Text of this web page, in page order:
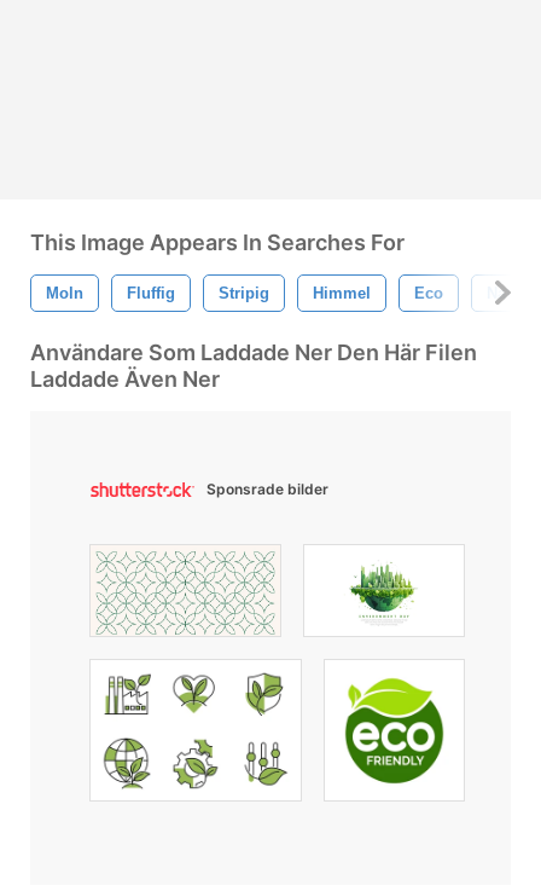
This Image Appears In Searches For
Moln Fluffig Stripig Himmel Eco Natur
Användare Som Laddade Ner Den Här Filen
Laddade Även Ner
Sponsrade bilder